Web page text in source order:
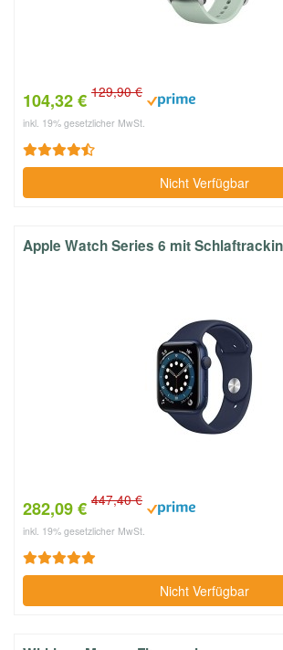
104,32 € 129,90 €
inkl. 19% gesetzlicher MwSt.
Nicht Verfügbar
Apple Watch Series 6 mit
282,09 € 447,40 €
inkl. 19% gesetzlicher MwSt.
Nicht Verfügbar